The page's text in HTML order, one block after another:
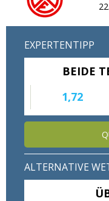
EXPERTENTIPP
BEIDE
1,72
ALTERNATIVE